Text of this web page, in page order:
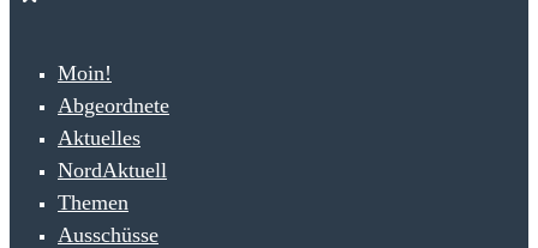
Moin!
Abgeordnete
Aktuelles
NordAktuell
Themen
Ausschüsse